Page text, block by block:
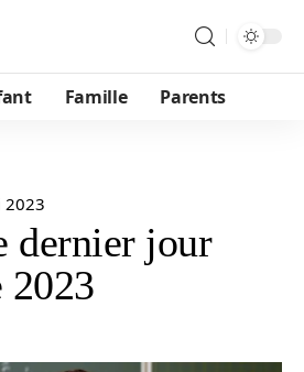
Famille Parents
2023
dernier jour
2023